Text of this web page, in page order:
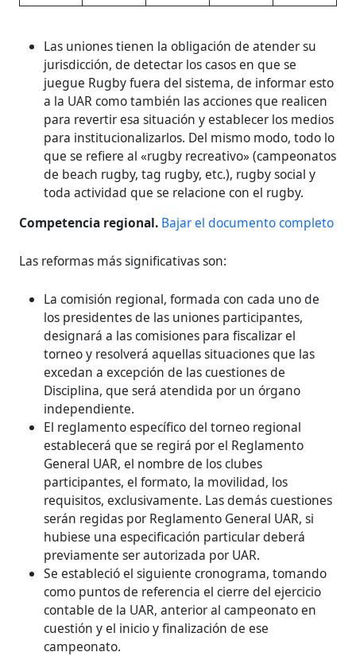
Las uniones tienen la obligación de atender su
jurisdicción, de detectar los casos en que se
juegue Rugby fuera del sistema, de informar esto
a la UAR como también las acciones que realicen
para revertir esa situación y establecer los medios
para institucionalizarlos. Del mismo modo, todo lo
que se refiere al «rugby recreativo» (campeonatos
de beach rugby, tag rugby, etc.), rugby social y
toda actividad que se relacione con el rugby.
Competencia regional. Bajar el documento completo
Las reformas más significativas son:
La comisión regional, formada con cada uno de
los presidentes de las uniones participantes,
designará a las comisiones para fiscalizar el
torneo y resolverá aquellas situaciones que las
excedan a excepción de las cuestiones de
Disciplina, que será atendida por un órgano
independiente.
El reglamento específico del torneo regional
establecerá que se regirá por el Reglamento
General UAR, el nombre de los clubes
participantes, el formato, la movilidad, los
requisitos, exclusivamente. Las demás cuestiones
serán regidas por Reglamento General UAR, si
hubiese una especificación particular deberá
previamente ser autorizada por UAR.
Se estableció el siguiente cronograma, tomando
como puntos de referencia el cierre del ejercicio
contable de la UAR, anterior al campeonato en
cuestión y el inicio y finalización de ese
campeonato.